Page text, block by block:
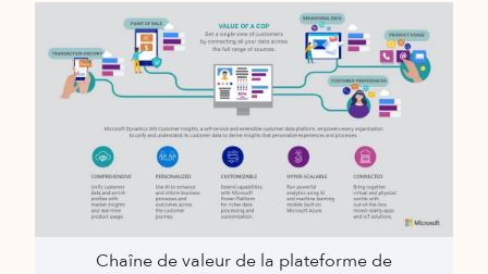
Chaîne de valeur de la plateforme de